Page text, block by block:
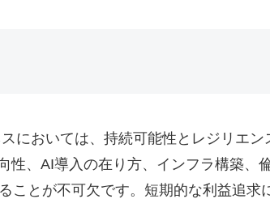
においては、持続可能性とレジリエ
性、AI導入の在り方、インフラ構築、
ことが不可欠です。短期的な利益追求